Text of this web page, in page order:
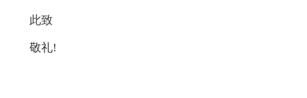
此致
敬礼!